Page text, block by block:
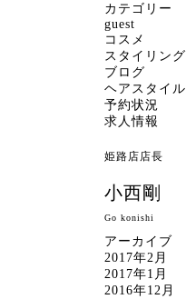
カテゴリー
guest
コスメ
スタイリング
ブログ
ヘアスタイル
予約状況
求人情報
姫路店店長
小西剛
Go konishi
アーカイブ
2017年2月
2017年1月
2016年12月